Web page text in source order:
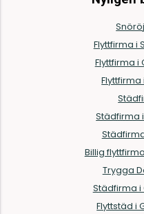
Flyttfirma i
Flyttfirma i
Flyttfirma
Städfirma
Billig
Trygga
Städfirma
Flyttstäd i